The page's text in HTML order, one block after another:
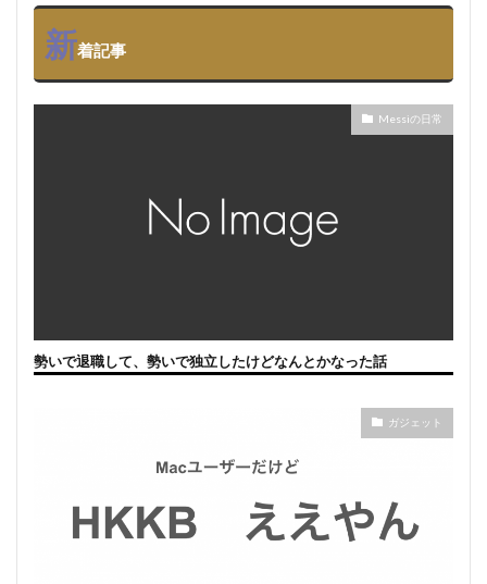
新着記事
Messiの日常
勢いで退職して、勢いで独立したけどなんとかなった話
ガジェット